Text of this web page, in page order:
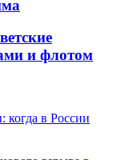
и флотом
в России